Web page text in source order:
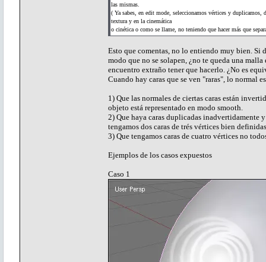
las mismas.
( Ya sabes, en edit mode, seleccionamos vértices y
textura y en la cinemática
o cinética o como se llame, no teniendo que hacer más que
Esto que comentas, no lo entiendo muy bien.
modo que no se solapen, ¿no te queda una
encuentro extraño tener que hacerlo. ¿No es
Cuando hay caras que se ven "raras", lo normal
1) Que las normales de ciertas caras están
objeto está representado en modo smooth.
2) Que haya caras duplicadas inadvertidamente
tengamos dos caras de trés vértices bien
3) Que tengamos caras de cuatro vértices no
Ejemplos de los casos expuestos
Caso 1